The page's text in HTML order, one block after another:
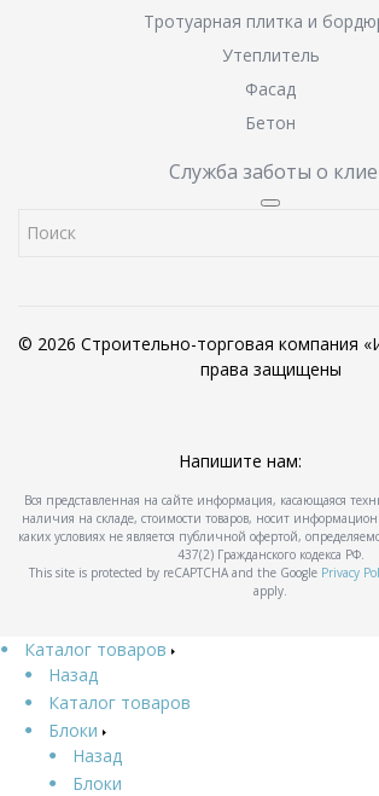
Тротуарная плитка и
Утеплитель
Фасад
Бетон
Служба заботы о
© 2026 Строительно-торговая компания
права защищены
Напишите нам:
Вся представленная на сайте информация, касающаяся
наличия на складе, стоимости товаров, носит
каких условиях не является публичной офертой,
437(2) Гражданского кодекса РФ.
This site is protected by reCAPTCHA and the Google Privacy
apply.
Каталог товаров
Назад
Каталог товаров
Блоки
Назад
Блоки